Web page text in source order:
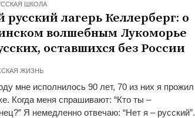
ШКОЛА
русский лагерь Келлерберг: о
волшебным Лукоморье
оставшихся без России
ЖИЗНЬ
мне исполнилось 90 лет, 70 из них я прожил
Когда меня спрашивают: “Кто ты –
Я немедленно отвечаю: “Нет я – русский”.